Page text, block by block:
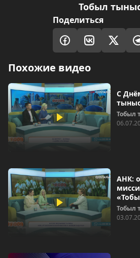
Тобыл
Поделиться
Похожие видео
С
Тобыл
АНК:
Тобыл